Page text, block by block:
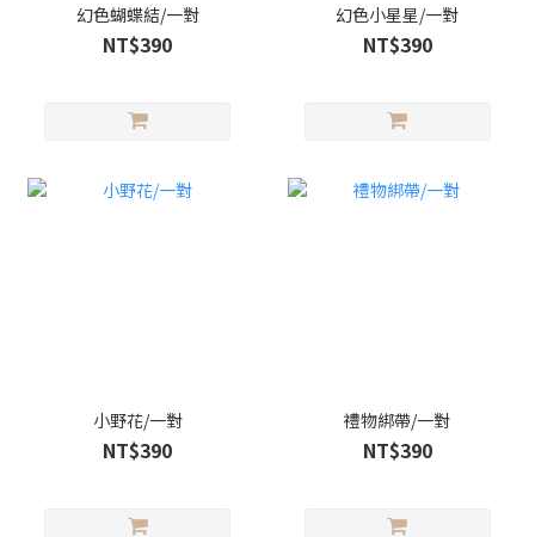
幻色蝴蝶結/一對
NT$390
幻色小星星/一對
NT$390
小野花/一對
NT$390
禮物綁帶/一對
NT$390